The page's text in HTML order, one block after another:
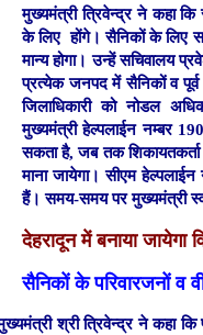
मुख्यमंत्री त्रिवेन्द्र ने कहा
के लिए होंगे। सैनिकों के लिए
मान्य होगा। उन्हें सचिवालय
प्रत्येक जनपद में सैनिकों व
जिलाधिकारी को नोडल
मुख्यमंत्री हेल्पलाईन नम्बर
सकता है, जब तक शिकायतकर्ता
माना जायेगा। सीएम
हैं। समय-समय पर मुख्यमंत्री
देहरादून में बनाया जायेगा
सैनिकों के परिवारजनों व
श्री त्रिवेन्द्र ने कहा कि